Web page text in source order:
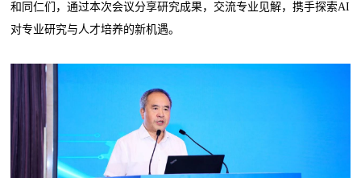
和同仁们，通过本次会议分享研究成果，交流专业见解，携手探索AI
对专业研究与人才培养的新机遇。